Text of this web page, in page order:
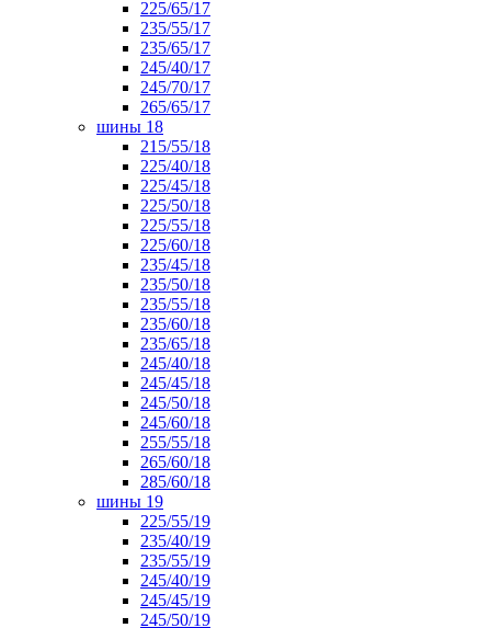
225/65/17
235/55/17
235/65/17
245/40/17
245/70/17
265/65/17
шины 18
215/55/18
225/40/18
225/45/18
225/50/18
225/55/18
225/60/18
235/45/18
235/50/18
235/55/18
235/60/18
235/65/18
245/40/18
245/45/18
245/50/18
245/60/18
255/55/18
265/60/18
285/60/18
шины 19
225/55/19
235/40/19
235/55/19
245/40/19
245/45/19
245/50/19